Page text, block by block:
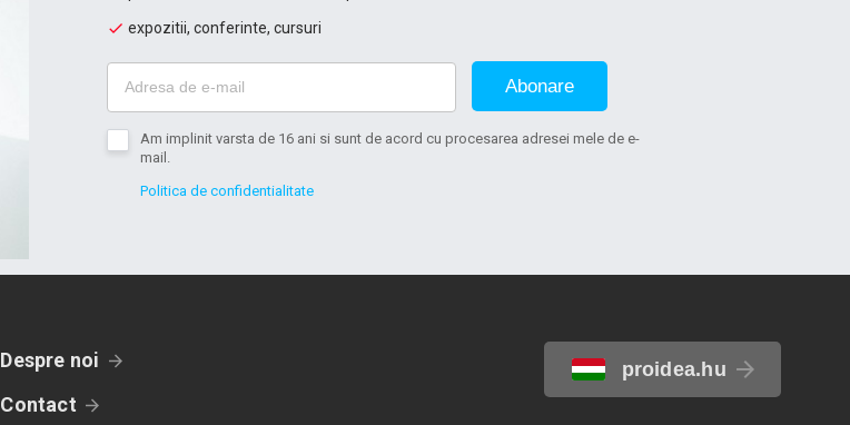
expozitii, conferinte, cursuri
Abonare
Am implinit varsta de 16 ani si sunt de acord cu procesarea adresei mele de e-
mail.
Politica de confidentialitate
Despre noi
Contact
proidea.hu